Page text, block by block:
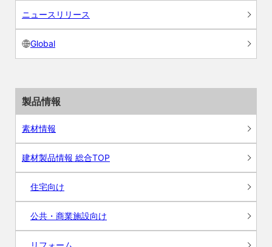
ニュースリリース
Global
製品情報
素材情報
建材製品情報 総合TOP
住宅向け
公共・商業施設向け
リフォーム